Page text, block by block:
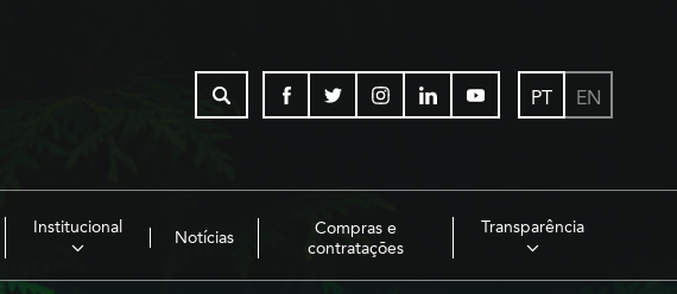
PT EN
Institucional
Notícias
Compras e
contratações
Transparência